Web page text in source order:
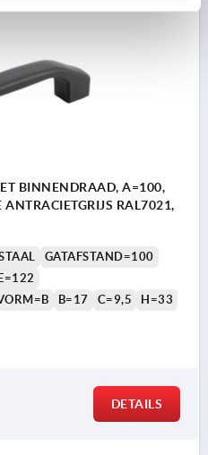
BINNENDRAAD, A=100,
RAL7021,
GATAFSTAND=100
B=17 C=9,5
H=33
DETAILS